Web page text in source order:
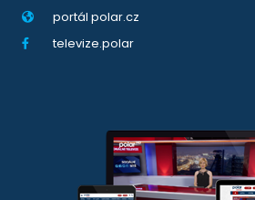
portál polar.cz
televize.polar